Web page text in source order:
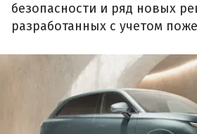
безопасности и ряд новых
разработанных с учетом